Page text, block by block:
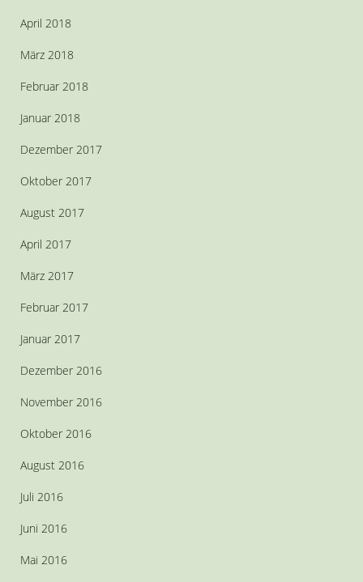
April 2018
März 2018
Februar 2018
Januar 2018
Dezember 2017
Oktober 2017
August 2017
April 2017
März 2017
Februar 2017
Januar 2017
Dezember 2016
November 2016
Oktober 2016
August 2016
Juli 2016
Juni 2016
Mai 2016